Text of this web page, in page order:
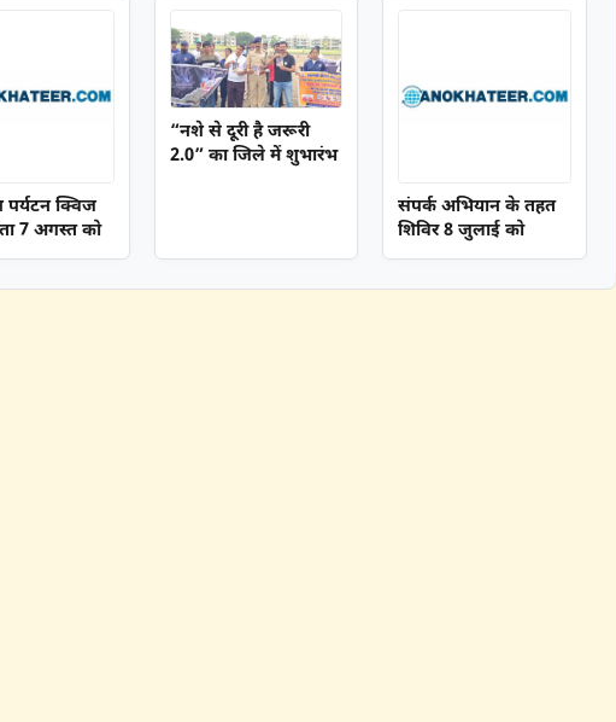
पर्यटन क्विज
7 अगस्त को
“नशे से दूरी है जरूरी
2.0” का जिले में शुभारंभ
संपर्क अभियान के तहत
शिविर 8 जुलाई को